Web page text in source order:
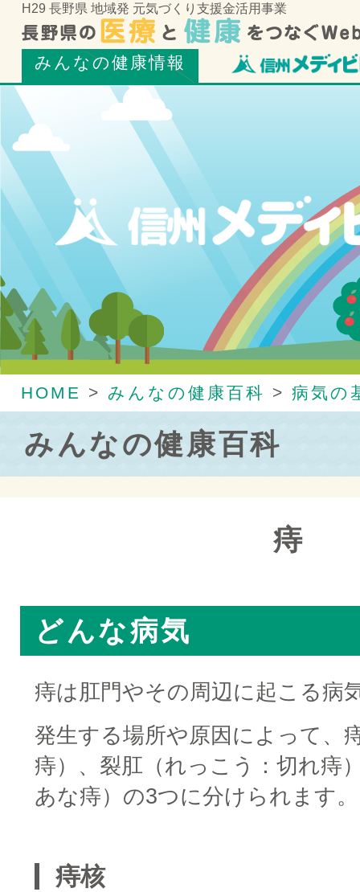
H29 長野県 地域発 元気づくり支援金活用事業
みんなの健康情報
HOME > みんなの健康百科 > 病気の
みんなの健康百科
痔
どんな病気
痔は肛門やその周辺に起こる病
発生する場所や原因によって、
痔）、裂肛（れっこう：切れ痔
あな痔）の3つに分けられます。
痔核